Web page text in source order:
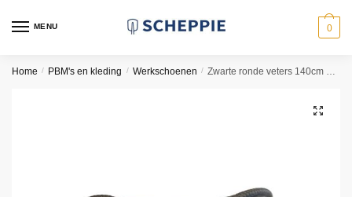
MENU 0
Home / PBM's en kleding / Werkschoenen / Zwarte ronde veters 140cm voor werkschoen
🔍